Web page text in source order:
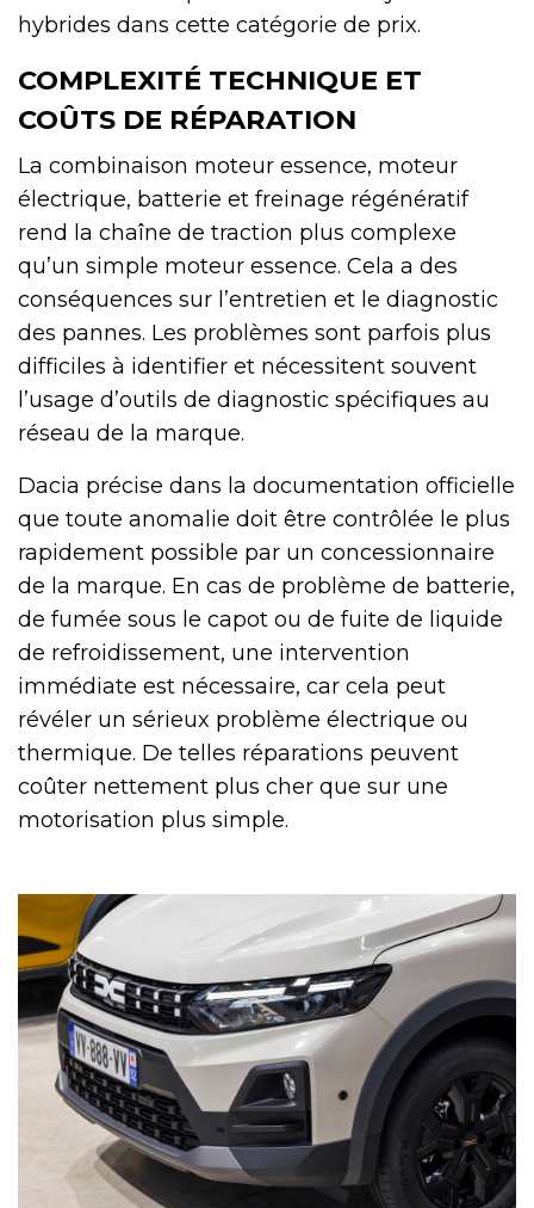
hybrides dans cette catégorie de prix.
COMPLEXITÉ TECHNIQUE ET
COÛTS DE RÉPARATION
La combinaison moteur essence, moteur
électrique, batterie et freinage régénératif
rend la chaîne de traction plus complexe
qu’un simple moteur essence. Cela a des
conséquences sur l’entretien et le diagnostic
des pannes. Les problèmes sont parfois plus
difficiles à identifier et nécessitent souvent
l’usage d’outils de diagnostic spécifiques au
réseau de la marque.
Dacia précise dans la documentation officielle
que toute anomalie doit être contrôlée le plus
rapidement possible par un concessionnaire
de la marque. En cas de problème de batterie,
de fumée sous le capot ou de fuite de liquide
de refroidissement, une intervention
immédiate est nécessaire, car cela peut
révéler un sérieux problème électrique ou
thermique. De telles réparations peuvent
coûter nettement plus cher que sur une
motorisation plus simple.